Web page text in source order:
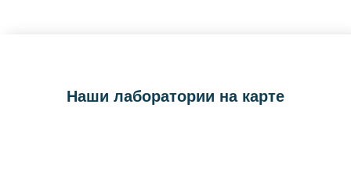
Наши лаборатории на карте